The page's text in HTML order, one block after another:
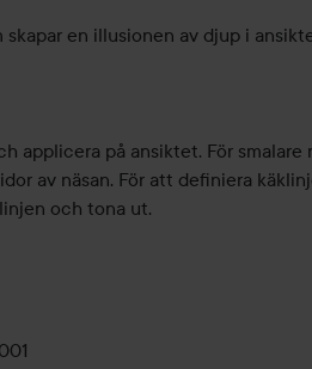
en illusionen av djup i
applicera på ansiktet. För smalare
av näsan. För att definiera
och tona ut.